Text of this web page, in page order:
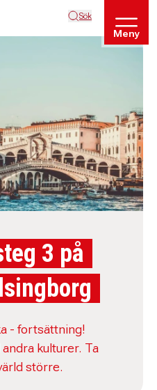
Sök
Meny
3 på
- fortsättning!
kulturer. Ta
större.